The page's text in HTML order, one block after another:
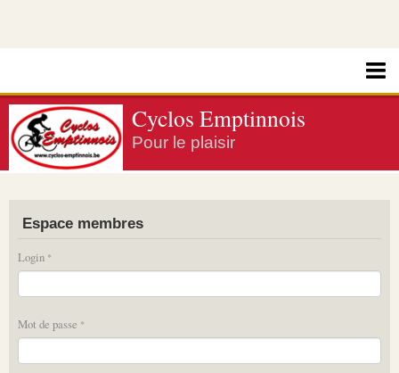
Cyclos Emptinnois
Pour le plaisir
Espace membres
Login
Mot de passe